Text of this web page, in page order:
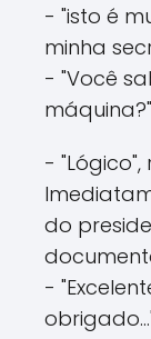
- "isto é
minha
- "Você
máquina?"
-
do
-